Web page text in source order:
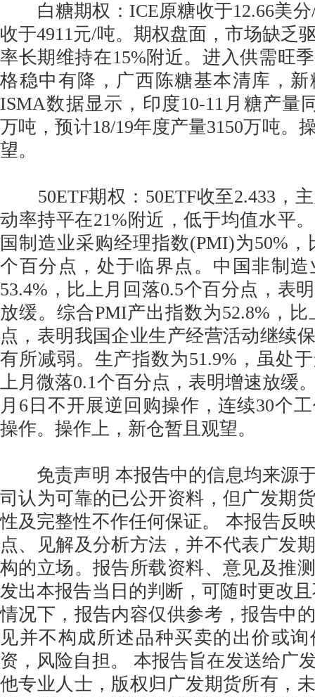
白糖期权：ICE原糖收于12.66美分
收于4911元/吨。期权盘面，市场缺乏
率长期维持在15%附近。进入供需旺
格稳中有降，广西陈糖基本清库，
ISMA数据显示，印度10-11月糖产量
万吨，预计18/19年度产量3150万吨。
望。
50ETF期权：50ETF收至2.433，
动率持平在21%附近，低于均值水平
国制造业采购经理指数(PMI)为50%
个百分点，处于临界点。中国非制
53.4%，比上月回落0.5个百分点，表
放缓。综合PMI产出指数为52.8%，
点，表明我国企业生产经营活动继续
有所减弱。生产指数为51.9%，虽处
上月微落0.1个百分点，表明增速放缓
月6日不开展逆回购操作，连续30个
操作。操作上，新仓暂且观望。
免责声明 本报告中的信息均来源
司认为可靠的已公开资料，但广发期
性及完整性不作任何保证。 本报告反
点、见解及分析方法，并不代表广发
构的立场。报告所载资料、意见及推
发出本报告当日的判断，可随时更改
情况下，报告内容仅供参考，报告中
见并不构成所述品种买卖的出价或
资，风险自担。 本报告旨在发送给广
他专业人士，版权归广发期货所有，